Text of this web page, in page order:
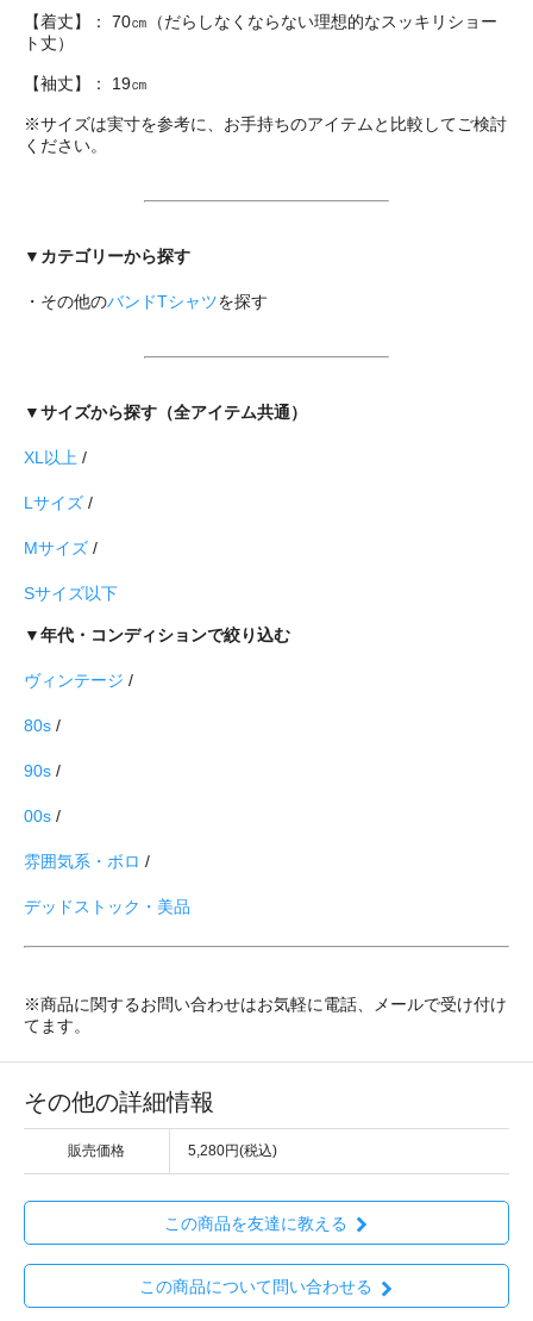
【着丈】： 70㎝（だらしなくならない理想的なスッキリショー
ト丈）
【袖丈】： 19㎝
※サイズは実寸を参考に、お手持ちのアイテムと比較してご検討
ください。
▼カテゴリーから探す
・その他のバンドTシャツを探す
▼サイズから探す（全アイテム共通）
XL以上 /
Lサイズ /
Mサイズ /
Sサイズ以下
▼年代・コンディションで絞り込む
ヴィンテージ /
80s /
90s /
00s /
雰囲気系・ボロ /
デッドストック・美品
※商品に関するお問い合わせはお気軽に電話、メールで受け付け
てます。
その他の詳細情報
販売価格 5,280円(税込)
この商品を友達に教える
この商品について問い合わせる